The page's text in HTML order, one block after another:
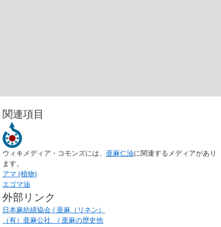
関連項目
ウィキメディア・コモンズには、 亜麻仁油に関連するメディアがあり
ます。
アマ (植物)
エゴマ油
外部リンク
日本麻紡績協会 / 亜麻（リネン）
（有）亜麻公社 / 亜麻の歴史他